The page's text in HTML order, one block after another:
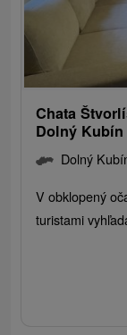
Chata
Dolný Kubín
Dolný
V obklopený
turistami